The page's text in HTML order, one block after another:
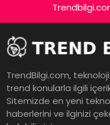
TrendBilgi.com,
trend konularla ilgili
Sitemizde en yeni
haberlerini ve ilginizi